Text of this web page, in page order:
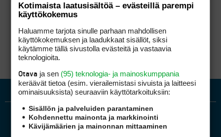
Kotimaista laatusisältöä – evästeillä parempi
käyttökokemus
Haluamme tarjota sinulle parhaan mahdollisen
käyttökokemuksen ja laadukkaat sisällöt, siksi
käytämme tällä sivustolla evästeitä ja vastaavia
teknologioita.
Otava ja sen (95) teknologia- ja mainoskumppania
keräävät tietoa (esim. vierailemis­tasi sivuista ja laitteesi
ominaisuuk­sista) seuraaviin käyttötarkoituksiin:
Sisällön ja palveluiden parantaminen
Kohdennettu mainonta ja markkinointi
Kävijämäärien ja mainonnan mittaaminen